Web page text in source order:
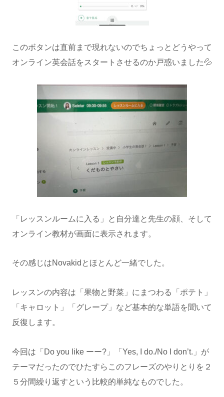
このボタンは直前まで現れないのでちょっとどうやって
オンライン英会話をスタートさせるのか戸惑いました💦
「レッスンルームに入る」と自分達と先生の顔、そして
オンライン教材が画面に表示されます。
その感じはNovakidとほとんど一緒でした。
レッスンの内容は「果物と野菜」にまつわる「ポテト」
「キャロット」「グレープ」など基本的な単語を聞いて
反復します。
今回は「Do you like ーー?」「Yes, I do./No I don’t.」が
テーマだったのでひたすらこのフレーズのやりとりを２
５分間繰り返すという比較的単純なものでした。